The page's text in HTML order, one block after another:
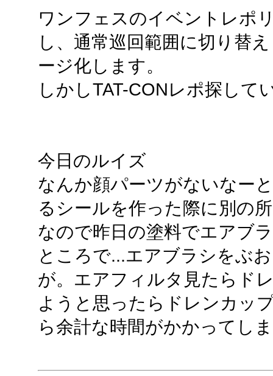
ワンフェスのイベントレポ
し、通常巡回範囲に切り替
ージ化します。
しかしTAT-CONレポ探して
今日のルイズ
なんか顔パーツがないなー
るシールを作った際に別の
なので昨日の塗料でエアブ
ところで...エアブラシをぶ
が。エアフィルタ見たらド
ようと思ったらドレンカッ
ら余計な時間がかかってし